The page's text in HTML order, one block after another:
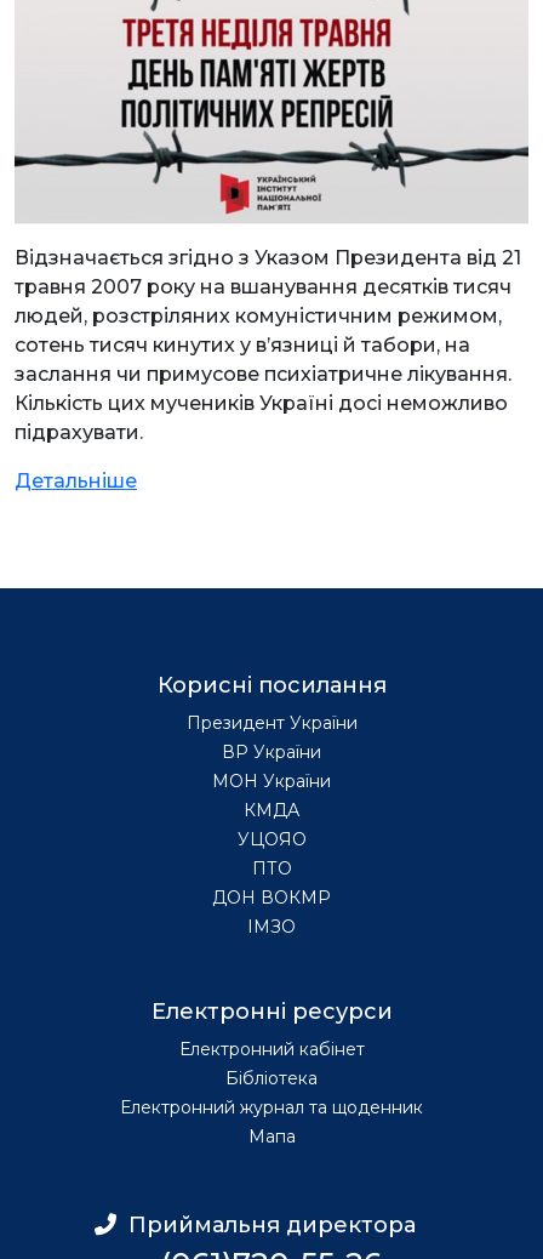
Відзначається згідно з Указом Президента від 21
травня 2007 року на вшанування десятків тисяч
людей, розстріляних комуністичним режимом,
сотень тисяч кинутих у в’язниці й табори, на
заслання чи примусове психіатричне лікування.
Кількість цих мучеників Україні досі неможливо
підрахувати.
Детальніше
Корисні посилання
Президент України
ВР України
МОН України
КМДА
УЦОЯО
ПТО
ДОН ВОКМР
ІМЗО
Електронні ресурси
Електронний кабінет
Бібліотека
Електронний журнал та щоденник
Мапа
Приймальня директора